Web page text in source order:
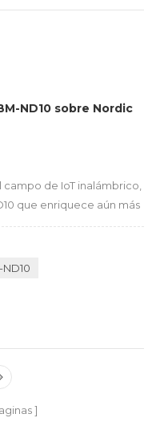
ND10 sobre Nordic
de IoT inalámbrico,
que enriquece aún más
RF-BM-ND10, que
el chip nRF52833 de
ultrabaja que admite